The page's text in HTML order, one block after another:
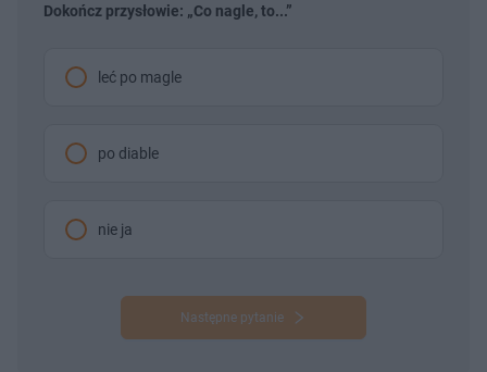
Dokończ przysłowie: „Co nagle, to...”
leć po magle
po diable
nie ja
Następne pytanie